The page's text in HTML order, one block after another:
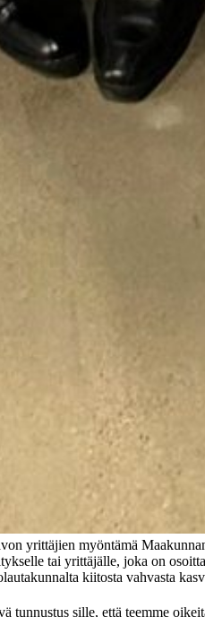
yrittäjien myöntämä
tai yrittäjälle, joka on
kiitosta vahvasta
tunnustus sille, että teemme